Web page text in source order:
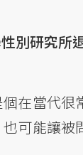
別研究所
個在當代
可能讓